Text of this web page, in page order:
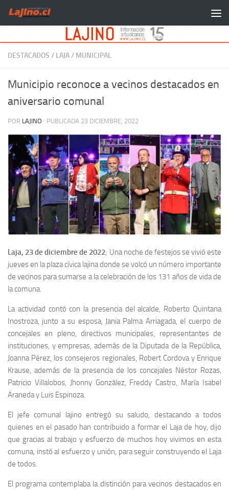
Saltar al contenido
DESTACADOS / LAJA/ MUNICIPAL
Municipio reconoce a vecinos destacados en
aniversario comunal
POR LAJINO · PUBLICADA 23 DICIEMBRE, 2022
Laja, 23 de diciembre de 2022; Una noche de festejos se vivió este
jueves en la plaza cívica lajina donde se volcó un número importante
de vecinos para sumarse a la celebración de los 131 años de vida de
la comuna.
La actividad contó con la presencia del alcalde, Roberto Quintana
Inostroza, junto a su esposa, Jania Palma Arriagada, el cuerpo de
concejales en pleno, directivos municipales, representantes de
instituciones, y empresas, además de la Diputada de la República,
Joanna Pérez, los consejeros regionales, Robert Cordova y Enrique
Krause, además de la presencia de los concejales Néstor Rozas,
Patricio Villalobos, Jhonny González, Freddy Castro, María Isabel
Araneda y Luis Espinoza.
El jefe comunal lajino entregó su saludo, destacando a todos
quienes en el pasado han contribuido a formar el Laja de hoy, dijo
que gracias al trabajo y esfuerzo de muchos hoy vivimos en esta
comuna, instó al esfuerzo y unión, para seguir construyendo el Laja
de todos.
El programa contemplaba la distinción para vecinos destacados en